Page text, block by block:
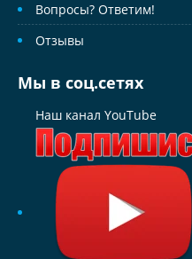
Вопросы? Ответим!
Отзывы
Мы в соц.сетях
Наш канал YouTube